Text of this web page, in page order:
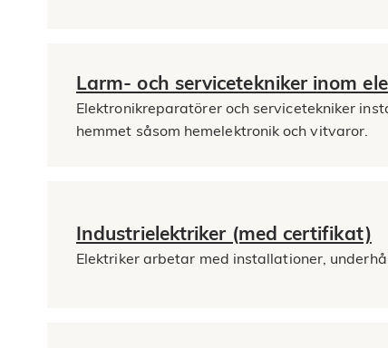
Larm- och servicetekniker inom
Elektronikreparatörer och servicetekniker
hemmet såsom hemelektronik och vitvaror.
Industrielektriker (med certifikat)
Elektriker arbetar med installationer,